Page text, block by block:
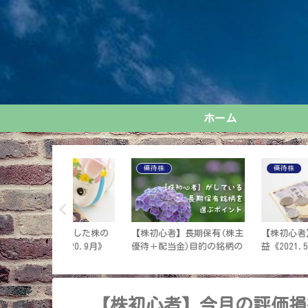
ホーム
期保有(株主
目的の銘柄の
優待株
【株初心者】今月の評価損
益《2021.5月終了時点》
【超初心者が株取引を
た話②】なぜ始めたの
優待株がオススメな理